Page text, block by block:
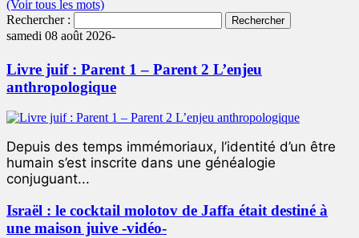
(Voir tous les mots)
Rechercher :
samedi 08 août 2026-
Livre juif : Parent 1 – Parent 2 L’enjeu
anthropologique
Depuis des temps immémoriaux, l’identité d’un être
humain s’est inscrite dans une généalogie
conjuguant...
Israël : le cocktail molotov de Jaffa était destiné à
une maison juive -vidéo-